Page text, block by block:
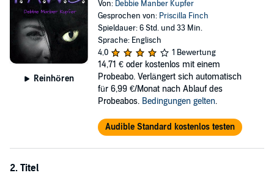
Reinhören
Von: Debbie Manber Kupfer
Gesprochen von: Priscilla Finch
Spieldauer: 6 Std. und 33 Min.
Sprache: Englisch
4,0
1 Bewertung
14,71 € oder kostenlos mit einem
Probeabo. Verlängert sich automatisch
für 6,99 €/Monat nach Ablauf des
Probeabos. Bedingungen gelten.
Audible Standard kostenlos testen
2. Titel